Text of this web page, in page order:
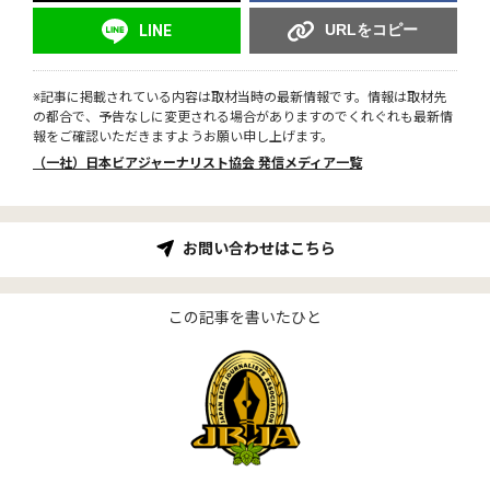
LINE URLをコピー
※記事に掲載されている内容は取材当時の最新情報です。情報は取材先
の都合で、予告なしに変更される場合がありますのでくれぐれも最新情
報をご確認いただきますようお願い申し上げます。
（一社）日本ビアジャーナリスト協会 発信メディア一覧
お問い合わせはこちら
この記事を書いたひと